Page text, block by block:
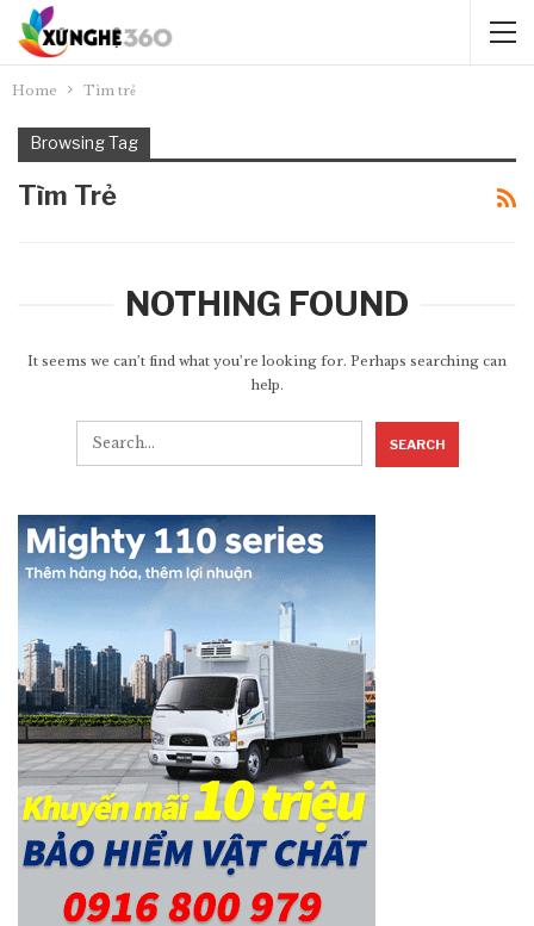
Home Tìm trẻ
Browsing Tag
Tìm Trẻ
NOTHING FOUND
It seems we can’t find what you’re looking for. Perhaps searching can
help.